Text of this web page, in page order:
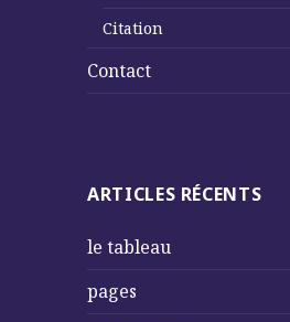
Citation
Contact
ARTICLES RÉCENTS
le tableau
pages